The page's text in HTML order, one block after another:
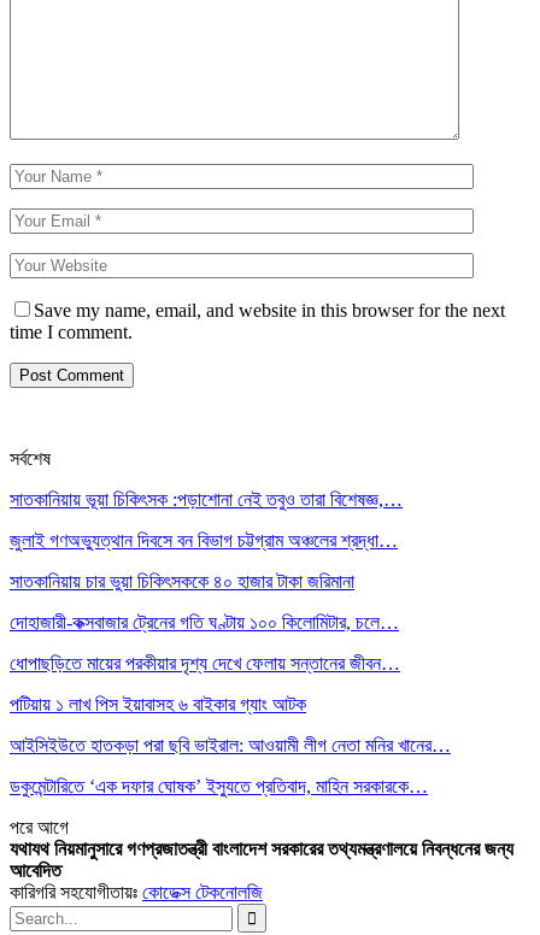
Save my name, email, and website in this browser for the next
time I comment.
সর্বশেষ
সাতকানিয়ায় ভূয়া চিকিৎসক :পড়াশোনা নেই তবুও তারা বিশেষজ্ঞ,…
জুলাই গণঅভ্যুত্থান দিবসে বন বিভাগ চট্টগ্রাম অঞ্চলের শ্রদ্ধা…
সাতকানিয়ায় চার ভুয়া চিকিৎসককে ৪০ হাজার টাকা জরিমানা
দোহাজারী-কক্সবাজার ট্রেনের গতি ঘণ্টায় ১০০ কিলোমিটার, চলে…
ধোপাছড়িতে মায়ের পরকীয়ার দৃশ্য দেখে ফেলায় সন্তানের জীবন…
পটিয়ায় ১ লাখ পিস ইয়াবাসহ ৬ বাইকার গ্যাং আটক
আইসিইউতে হাতকড়া পরা ছবি ভাইরাল: আওয়ামী লীগ নেতা মনির খানের…
ডকুমেন্টারিতে ‘এক দফার ঘোষক’ ইস্যুতে প্রতিবাদ, মাহিন সরকারকে…
পরেআগে
যথাযথ নিয়মানুসারে গণপ্রজাতন্ত্রী বাংলাদেশ সরকারের তথ্যমন্ত্রণালয়ে নিবন্ধনের জন্য
আবেদিত
কারিগরি সহযোগীতায়ঃ কোডেক্স টেকনোলজি